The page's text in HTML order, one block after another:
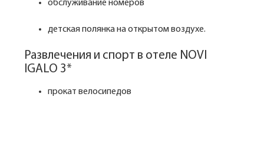
обслуживание номеров
детская полянка на открытом воздухе.
Развлечения и спорт в отеле NOVI
IGALO 3*
прокат велосипедов